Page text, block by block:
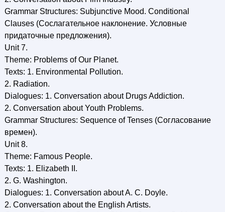
Grammar Structures: Subjunctive Mood. Conditional
Clauses (Сослагательное наклонение. Условные
придаточные предложения).
Unit 7.
Theme: Problems of Our Planet.
Texts: 1. Environmental Pollution.
2. Radiation.
Dialogues: 1. Conversation about Drugs Addiction.
2. Conversation about Youth Problems.
Grammar Structures: Sequence of Tenses (Согласование
времен).
Unit 8.
Theme: Famous People.
Texts: 1. Elizabeth II.
2. G. Washington.
Dialogues: 1. Conversation about A. C. Doyle.
2. Conversation about the English Artists.